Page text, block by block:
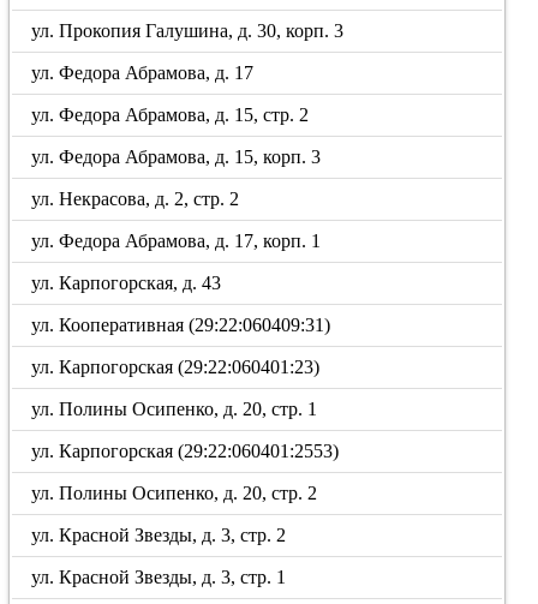
ул. Прокопия Галушина, д. 30, корп. 3
ул. Федора Абрамова, д. 17
ул. Федора Абрамова, д. 15, стр. 2
ул. Федора Абрамова, д. 15, корп. 3
ул. Некрасова, д. 2, стр. 2
ул. Федора Абрамова, д. 17, корп. 1
ул. Карпогорская, д. 43
ул. Кооперативная (29:22:060409:31)
ул. Карпогорская (29:22:060401:23)
ул. Полины Осипенко, д. 20, стр. 1
ул. Карпогорская (29:22:060401:2553)
ул. Полины Осипенко, д. 20, стр. 2
ул. Красной Звезды, д. 3, стр. 2
ул. Красной Звезды, д. 3, стр. 1